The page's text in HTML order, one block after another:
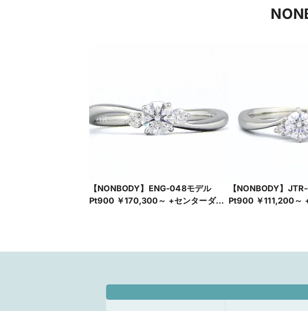
【NONBODY】ENG-048モデル
Pt900 ￥170,300～ +センターダイ
【NONBODY】
Pt900 ￥111,200～